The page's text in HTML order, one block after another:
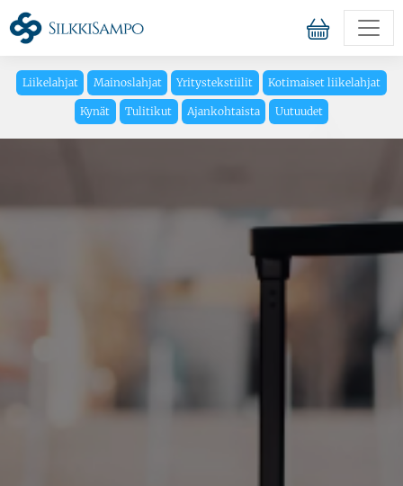
Liikelahjat Mainoslahjat Yritystekstiilit Kotimaiset liikelahjat
Kynät Tulitikut Ajankohtaista Uutuudet